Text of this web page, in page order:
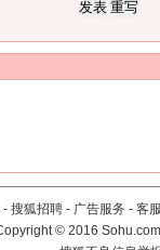
- 搜狐招聘 - 广告服务 - 客
©2016